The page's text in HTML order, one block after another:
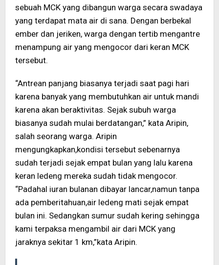
sebuah MCK yang dibangun warga secara swadaya
yang terdapat mata air di sana. Dengan berbekal
ember dan jeriken, warga dengan tertib mengantre
menampung air yang mengocor dari keran MCK
tersebut.
“Antrean panjang biasanya terjadi saat pagi hari
karena banyak yang membutuhkan air untuk mandi
karena akan beraktivitas. Sejak subuh warga
biasanya sudah mulai berdatangan,” kata Aripin,
salah seorang warga. Aripin
mengungkapkan,kondisi tersebut sebenarnya
sudah terjadi sejak empat bulan yang lalu karena
keran ledeng mereka sudah tidak mengocor.
“Padahal iuran bulanan dibayar lancar,namun tanpa
ada pemberitahuan,air ledeng mati sejak empat
bulan ini. Sedangkan sumur sudah kering sehingga
kami terpaksa mengambil air dari MCK yang
jaraknya sekitar 1 km,”kata Aripin.